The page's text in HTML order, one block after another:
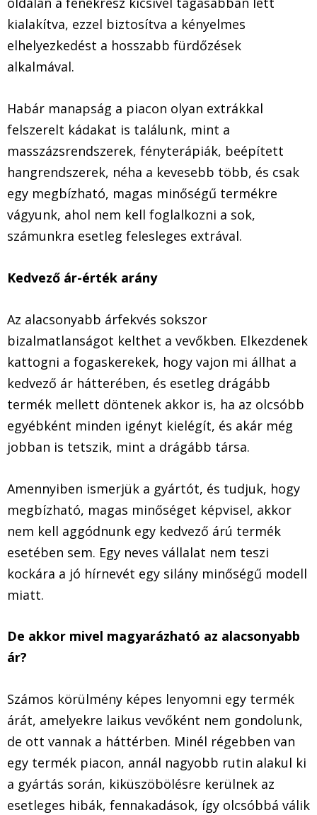
kialakítva, ezzel biztosítva a kényelmes
elhelyezkedést a hosszabb fürdőzések
alkalmával.
Habár manapság a piacon olyan extrákkal
felszerelt kádakat is találunk, mint a
masszázsrendszerek, fényterápiák, beépített
hangrendszerek, néha a kevesebb több, és csak
egy megbízható, magas minőségű termékre
vágyunk, ahol nem kell foglalkozni a sok,
számunkra esetleg felesleges extrával.
Kedvező ár-érték arány
Az alacsonyabb árfekvés sokszor
bizalmatlanságot kelthet a vevőkben. Elkezdenek
kattogni a fogaskerekek, hogy vajon mi állhat a
kedvező ár hátterében, és esetleg drágább
termék mellett döntenek akkor is, ha az olcsóbb
egyébként minden igényt kielégít, és akár még
jobban is tetszik, mint a drágább társa.
Amennyiben ismerjük a gyártót, és tudjuk, hogy
megbízható, magas minőséget képvisel, akkor
nem kell aggódnunk egy kedvező árú termék
esetében sem. Egy neves vállalat nem teszi
kockára a jó hírnevét egy silány minőségű modell
miatt.
De akkor mivel magyarázható az alacsonyabb
ár?
Számos körülmény képes lenyomni egy termék
árát, amelyekre laikus vevőként nem gondolunk,
de ott vannak a háttérben. Minél régebben van
egy termék piacon, annál nagyobb rutin alakul ki
a gyártás során, kiküszöbölésre kerülnek az
esetleges hibák, fennakadások, így olcsóbbá válik